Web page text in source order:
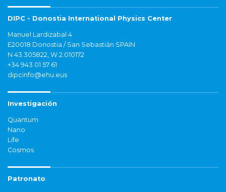
DIPC - Donostia International Physics Center
Manuel Lardizabal 4
E20018 Donostia / San Sebastián SPAIN
N 43.305822, W 2.010172
+34 943 01 57 61
dipcinfo@ehu.eus
Investigación
Quantum
Nano
Life
Cosmos
Patronato